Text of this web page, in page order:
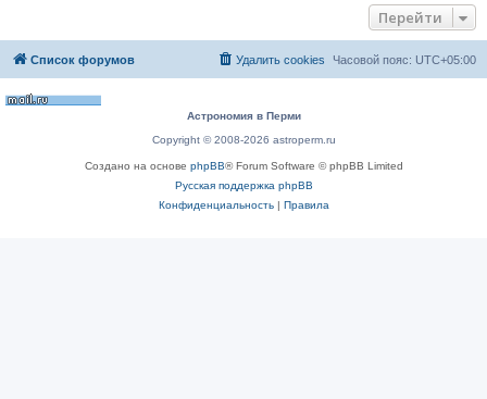
Перейти
Список форумов Часовой пояс: UTC+05:00
Удалить cookies
Астрономия в Перми
Copyright © 2008-2026 astroperm.ru
Создано на основе phpBB® Forum Software © phpBB Limited
Русская поддержка phpBB
Конфиденциальность| Правила